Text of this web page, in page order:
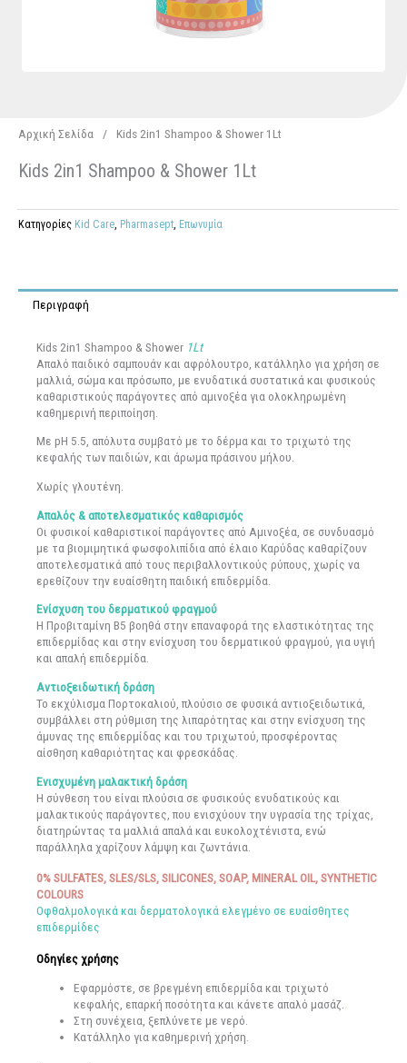
Αρχική Σελίδα / Kids 2in1 Shampoo & Shower 1Lt
Kids 2in1 Shampoo & Shower 1Lt
Κατηγορίες Kid Care Pharmasept Επωνυμία
Περιγραφή
Kids 2in1 Shampoo & Shower 1Lt
Απαλό παιδικό σαμπουάν και αφρόλουτρο, κατάλληλο για χρήση σε
μαλλιά, σώμα και πρόσωπο, με ενυδατικά συστατικά και φυσικούς
καθαριστικούς παράγοντες από αμινοξέα για ολοκληρωμένη
καθημερινή περιποίηση.
Με pH 5.5, απόλυτα συμβατό με το δέρμα και το τριχωτό της
κεφαλής των παιδιών, και άρωμα πράσινου μήλου.
Χωρίς γλουτένη.
Απαλός & αποτελεσματικός καθαρισμός
Oι φυσικοί καθαριστικοί παράγοντες από Αμινοξέα, σε συνδυασμό
με τα βιομιμητικά φωσφολιπίδια από έλαιο Καρύδας καθαρίζουν
αποτελεσματικά από τους περιβαλλοντικούς ρύπους, χωρίς να
ερεθίζουν την ευαίσθητη παιδική επιδερμίδα.
Ενίσχυση του δερματικού φραγμού
H Προβιταμίνη Β5 βοηθά στην επαναφορά της ελαστικότητας της
επιδερμίδας και στην ενίσχυση του δερματικού φραγμού, για υγιή
και απαλή επιδερμίδα.
Αντιοξειδωτική δράση
Το εκχύλισμα Πορτοκαλιού, πλούσιο σε φυσικά αντιοξειδωτικά,
συμβάλλει στη ρύθμιση της λιπαρότητας και στην ενίσχυση της
άμυνας της επιδερμίδας και του τριχωτού, προσφέροντας
αίσθηση καθαριότητας και φρεσκάδας.
Ενισχυμένη μαλακτική δράση
Η σύνθεση του είναι πλούσια σε φυσικούς ενυδατικούς και
μαλακτικούς παράγοντες, που ενισχύουν την υγρασία της τρίχας,
διατηρώντας τα μαλλιά απαλά και ευκολοχτένιστα, ενώ
παράλληλα χαρίζουν λάμψη και ζωντάνια.
0% SULFATES, SLES/SLS, SILICONES, SOAP, MINERAL OIL, SYNTHETIC
COLOURS
Οφθαλμολογικά και δερματολογικά ελεγμένο σε ευαίσθητες
επιδερμίδες
Οδηγίες χρήσης
Εφαρμόστε, σε βρεγμένη επιδερμίδα και τριχωτό
κεφαλής, επαρκή ποσότητα και κάνετε απαλό μασάζ.
Στη συνέχεια, ξεπλύνετε με νερό.
Κατάλληλο για καθημερινή χρήση.